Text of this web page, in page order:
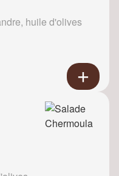
huile d'olives